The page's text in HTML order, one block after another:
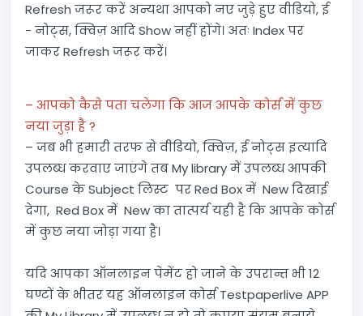
Refresh जरूर करें अन्यथा आपको नए जुड़े हुए वीडियो, ई
- नोट्स, क्विज़ आदि Show नहीं होंगे। अतः Index पर
जाकर Refresh जरूर करें।
– आपको कैसे पता चलेगा कि आज आपके कोर्स में कुछ
नया जुड़ा है ?
– जब भी हमारी तरफ से वीडियो, क्विज़, ई नोट्स इत्यादि
उपलब्ध करवाए जाएंगे तब My library में उपलब्ध आपकी
Course के Subject लिस्ट पर Red Box में New दिखाई
देगा, Red Box में New का तात्पर्य यही है कि आपके कोर्स
में कुछ नया जोड़ा गया है।
यदि आपका ऑनलाइन पेमेंट हो जाने के उपरान्त भी 12
घण्टों के भीतर यह ऑनलाइन कोर्स Testpaperlive APP